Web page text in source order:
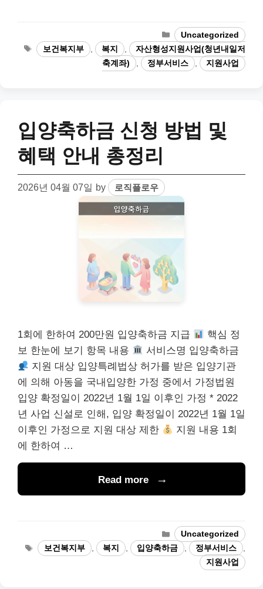
Categories
Uncategorized
Tags보건복지부 복지
자산형성지원사업(청년내일저
축계좌)
정부서비스 지원사업
입양축하금 신청 방법 및
혜택 안내 총정리
2026년 04월 07일 by 로직플로우
1회에 한하여 200만원 입양축하금 지급
핵심 정
보 한눈에 보기 항목 내용
서비스명 입양축하금
지원 대상 입양특례법상 허가를 받은 입양기관
에 의해 아동을 국내입양한 가정 중에서 가정법원
입양 확정일이 2022년 1월 1일 이후인 가정 * 2022
년 사업 신설로 인해, 입양 확정일이 2022년 1월 1일
이후인 가정으로 지원 대상 제한
지원 내용 1회
에 한하여 …
Read more
Categories
Uncategorized
Tags보건복지부 , 복지 , 입양축하금 , 정부서비스
,
지원사업